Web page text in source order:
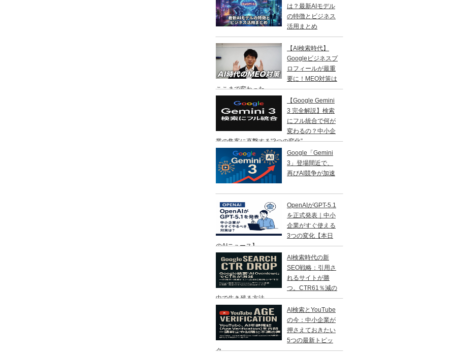
は？最新AIモデル
の特徴とビジネス
活用まとめ
【AI検索時代】
Googleビジネスプ
ロフィールが最重
要に！MEO対策は
ここまで変わった
【Google Gemini
3 完全解説】検索
にフル統合で何が
変わるの？中小企
業の集客に直撃する“3つの変化”
Google「Gemini
3」登場間近で、
再びAI競争が加速
OpenAIがGPT-5.1
を正式発表｜中小
企業がすぐ使える
3つの変化【本日
のAIニュース】
AI検索時代の新
SEO戦略：引用さ
れるサイトが勝
つ。CTR61％減の
中で生き残る方法
AI検索とYouTube
の今：中小企業が
押さえておきたい
5つの最新トピッ
ク